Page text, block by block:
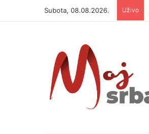
Subota, 08.08.2026. Uživo